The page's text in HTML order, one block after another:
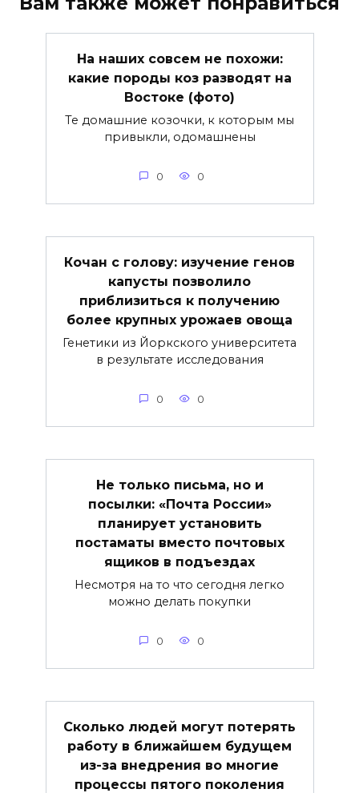
На наших совсем не похожи:
какие породы коз разводят на
Востоке (фото)
Те домашние козочки, к которым мы
привыкли, одомашнены
0 0
Кочан с голову: изучение генов
капусты позволило
приблизиться к получению
более крупных урожаев овоща
Генетики из Йоркского университета
в результате исследования
0 0
Не только письма, но и
посылки: «Почта России»
планирует установить
постаматы вместо почтовых
ящиков в подъездах
Несмотря на то что сегодня легко
можно делать покупки
0 0
Сколько людей могут потерять
работу в ближайшем будущем
из-за внедрения во многие
процессы пятого поколения